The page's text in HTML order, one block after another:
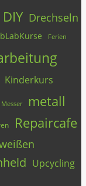
DIY Drechseln
Ferien
Kinderkurs
Messer metall
Repaircafe
Upcycling